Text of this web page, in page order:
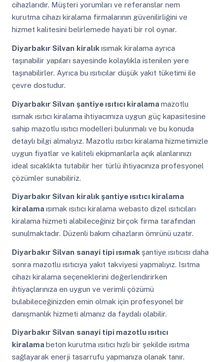
cihazlarıdır. Müşteri yorumları ve referanslar nem
kurutma cihazı kiralama firmalarının güvenilirliğini ve
hizmet kalitesini belirlemede hayati bir rol oynar.
Diyarbakır Silvan kiralık ısımak kiralama ayrıca
taşınabilir yapıları sayesinde kolaylıkla istenilen yere
taşınabilirler. Ayrıca bu ısıtıcılar düşük yakıt tüketimi ile
çevre dostudur.
Diyarbakır Silvan şantiye ısıtıcı kiralamamazotlu
ısımak ısıtıcı kiralama ihtiyacımıza uygun güç kapasitesine
sahip mazotlu ısıtıcı modelleri bulunmalı ve bu konuda
detaylı bilgi almalıyız. Mazotlu ısıtıcı kiralama hizmetimizle
uygun fiyatlar ve kaliteli ekipmanlarla açık alanlarınızı
ideal sıcaklıkta tutabilir her türlü ihtiyacınıza profesyonel
çözümler sunabiliriz.
Diyarbakır Silvan kiralık şantiye ısıtıcı kiralama
kiralamaısımak ısıtıcı kiralama webasto dizel ısıtıcıları
kiralama hizmeti alabileceğiniz birçok firma tarafından
sunulmaktadır. Düzenli bakım cihazların ömrünü uzatır.
Diyarbakır Silvan sanayi tipi ısımak şantiye ısıtıcısı daha
sonra mazotlu ısıtıcıya yakıt takviyesi yapmalıyız. Isıtma
cihazı kiralama seçeneklerini değerlendirirken
ihtiyaçlarınıza en uygun ve verimli çözümü
bulabileceğinizden emin olmak için profesyonel bir
danışmanlık hizmeti almanız da faydalı olabilir.
Diyarbakır Silvan sanayi tipi mazotlu ısıtıcı
kiralamabeton kurutma ısıtıcı hızlı bir şekilde ısıtma
sağlayarak enerji tasarrufu yapmanıza olanak tanır.